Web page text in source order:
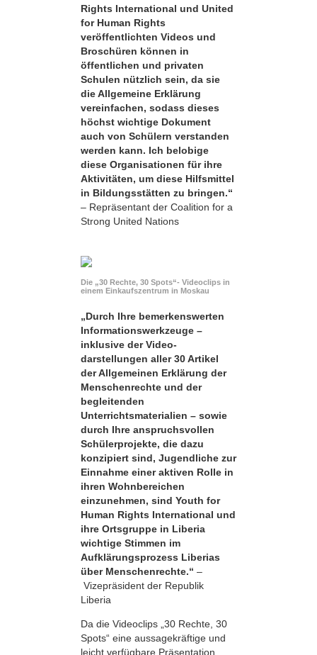
Rights International und United
for Human Rights
veröffentlichten Videos und
Broschüren können in
öffentlichen und privaten
Schulen nützlich sein, da sie
die Allgemeine Erklärung
vereinfachen, sodass dieses
höchst wichtige Dokument
auch von Schülern verstanden
werden kann. Ich belobige
diese Organisationen für ihre
Aktivitäten, um diese Hilfsmittel
in Bildungsstätten zu bringen.“
– Repräsentant der Coalition for a
Strong United Nations
Die „30 Rechte, 30 Spots“- Videoclips in
einem Einkaufszentrum in Moskau
„Durch Ihre bemerkens­werten
Informationswerkzeuge –
inklusive der Video­
darstellungen aller 30 Artikel
der Allgemeinen Erklärung der
Menschenrechte und der
begleitenden
Unterrichtsmaterialien – sowie
durch Ihre anspruchsvollen
Schülerprojekte, die dazu
konzipiert sind, Jugendliche zur
Einnahme einer aktiven Rolle in
ihren Wohnbereichen
einzunehmen, sind Youth for
Human Rights International und
ihre Ortsgruppe in Liberia
wichtige Stimmen im
Aufklärungsprozess Liberias
über Menschenrechte.“ –
Vizepräsident der Republik
Liberia
Da die Videoclips „30 Rechte, 30
Spots“ eine aussagekräftige und
leicht verfügbare Präsentation